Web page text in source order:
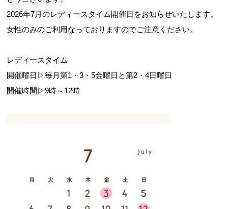
お問合せフォーム
スポーツ教室体験
2026年7月のレディースタイム開催日をお知らせいたします。
女性のみのご利用なっておりますのでご注意ください。
レディースタイム
開催曜日▷毎月第1・3・5金曜日と第2・4日曜日
開催時間▷9時～12時